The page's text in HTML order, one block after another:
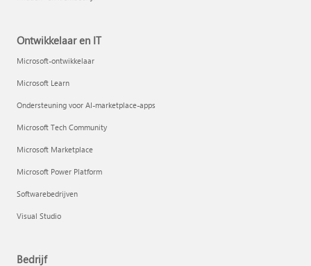
Ontwikkelaar en IT
Microsoft-ontwikkelaar
Microsoft Learn
Ondersteuning voor AI-marketplace-apps
Microsoft Tech Community
Microsoft Marketplace
Microsoft Power Platform
Softwarebedrijven
Visual Studio
Bedrijf